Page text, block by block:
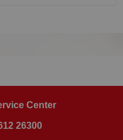
Center
26300